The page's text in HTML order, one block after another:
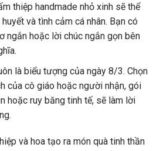
thiệp handmade nhỏ xinh sẽ thể
và tình cảm cá nhân. Bạn có
ngắn hoặc lời chúc ngắn gọn bên
là biểu tượng của ngày 8/3. Chọn
của cô giáo hoặc người nhận, gói
hoặc ruy băng tinh tế, sẽ làm lời
và hoa tạo ra món quà tinh thần